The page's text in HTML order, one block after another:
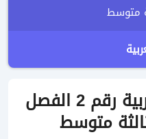
متوسط
اختبار في اللغة العربية رقم 2 الفصل
متوسط